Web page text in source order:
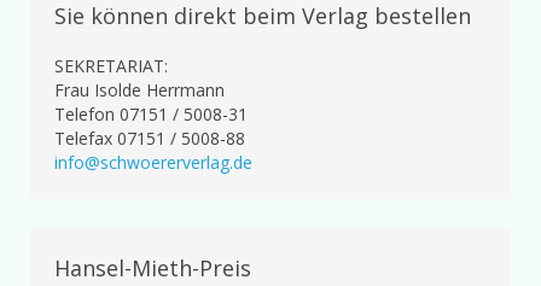
Sie können direkt beim Verlag bestellen
SEKRETARIAT:
Frau Isolde Herrmann
Telefon 07151 / 5008-31
Telefax 07151 / 5008-88
info@schwoererverlag.de
Hansel-Mieth-Preis